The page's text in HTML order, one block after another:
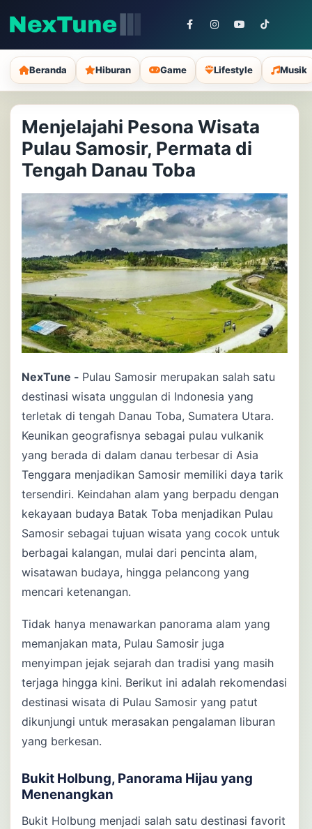
Beranda Hiburan Game Lifestyle Musik
Menjelajahi Pesona Wisata
Pulau Samosir, Permata di
Tengah Danau Toba
NexTune - Pulau Samosir merupakan salah satu
destinasi wisata unggulan di Indonesia yang
terletak di tengah Danau Toba, Sumatera Utara.
Keunikan geografisnya sebagai pulau vulkanik
yang berada di dalam danau terbesar di Asia
Tenggara menjadikan Samosir memiliki daya tarik
tersendiri. Keindahan alam yang berpadu dengan
kekayaan budaya Batak Toba menjadikan Pulau
Samosir sebagai tujuan wisata yang cocok untuk
berbagai kalangan, mulai dari pencinta alam,
wisatawan budaya, hingga pelancong yang
mencari ketenangan.
Tidak hanya menawarkan panorama alam yang
memanjakan mata, Pulau Samosir juga
menyimpan jejak sejarah dan tradisi yang masih
terjaga hingga kini. Berikut ini adalah rekomendasi
destinasi wisata di Pulau Samosir yang patut
dikunjungi untuk merasakan pengalaman liburan
yang berkesan.
Bukit Holbung, Panorama Hijau yang
Menenangkan
Bukit Holbung menjadi salah satu destinasi favorit